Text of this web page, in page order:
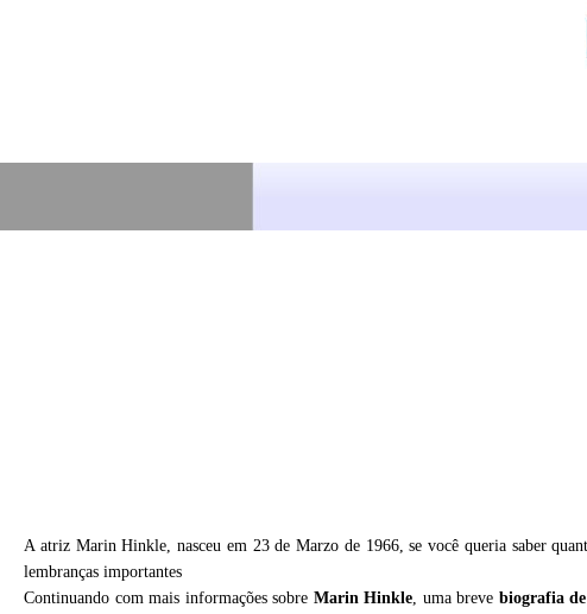
A atriz Marin Hinkle, nasceu em 23 de Marzo de 1966, se você queria saber
lembranças importantes
Continuando com mais informações sobre Marin Hinkle, uma breve biografia de